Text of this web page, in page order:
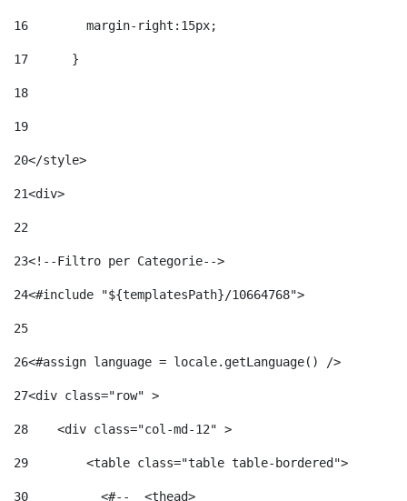
16
	  margin-right:15px;
17
	}
18
19
20</style>
21<div>
22
23<!--Filtro per Categorie-->
24
25
26<#assign language = locale.getLanguage() />
27<div class="row" >
28
    <div class="col-md-12" >
29
        <table class="table table-bordered">
30
          <#--  <thead>